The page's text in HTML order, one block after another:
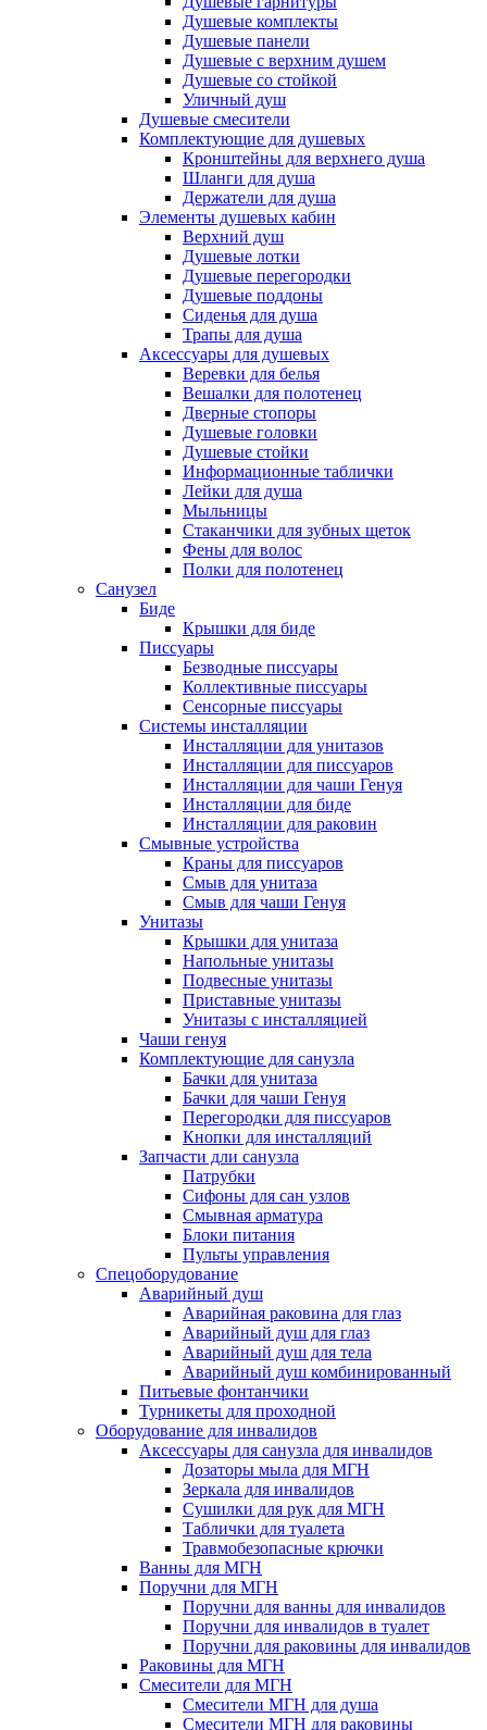
Душевые комплекты
Душевые панели
Душевые с верхним душем
Душевые со стойкой
Уличный душ
Душевые смесители
Комплектующие для душевых
Кронштейны для верхнего душа
Шланги для душа
Держатели для душа
Элементы душевых кабин
Верхний душ
Душевые лотки
Душевые перегородки
Душевые поддоны
Сиденья для душа
Трапы для душа
Аксессуары для душевых
Веревки для белья
Вешалки для полотенец
Дверные стопоры
Душевые головки
Душевые стойки
Информационные таблички
Лейки для душа
Мыльницы
Стаканчики для зубных щеток
Фены для волос
Полки для полотенец
Санузел
Биде
Крышки для биде
Писсуары
Безводные писсуары
Коллективные писсуары
Сенсорные писсуары
Системы инсталляции
Инсталляции для унитазов
Инсталляции для писсуаров
Инсталляции для чаши Генуя
Инсталляции для биде
Инсталляции для раковин
Смывные устройства
Краны для писсуаров
Смыв для унитаза
Смыв для чаши Генуя
Унитазы
Крышки для унитаза
Напольные унитазы
Подвесные унитазы
Приставные унитазы
Унитазы с инсталляцией
Чаши генуя
Комплектующие для санузла
Бачки для унитаза
Бачки для чаши Генуя
Перегородки для писсуаров
Кнопки для инсталляций
Запчасти дли санузла
Патрубки
Сифоны для сан узлов
Смывная арматура
Блоки питания
Пульты управления
Спецоборудование
Аварийный душ
Аварийная раковина для глаз
Аварийный душ для глаз
Аварийный душ для тела
Аварийный душ комбинированный
Питьевые фонтанчики
Турникеты для проходной
Оборудование для инвалидов
Аксессуары для санузла для инвалидов
Дозаторы мыла для МГН
Зеркала для инвалидов
Сушилки для рук для МГН
Таблички для туалета
Травмобезопасные крючки
Ванны для МГН
Поручни для МГН
Поручни для ванны для инвалидов
Поручни для инвалидов в туалет
Поручни для раковины для инвалидов
Раковины для МГН
Смесители для МГН
Смесители МГН для душа
Смесители МГН для раковины